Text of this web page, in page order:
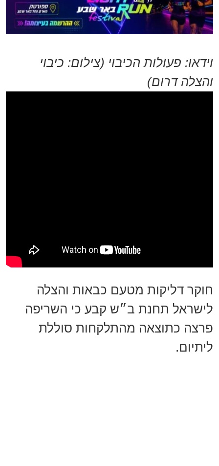
וידאו: פעולות הכיבוי (צילום: כיבוי
והצלה דרום)
חוקר דליקות מטעם כבאות והצלה
לישראל תחנת ב״ש קבע כי השריפה
פרצה כתוצאה מהתלקחות סוללת
ליתיום.